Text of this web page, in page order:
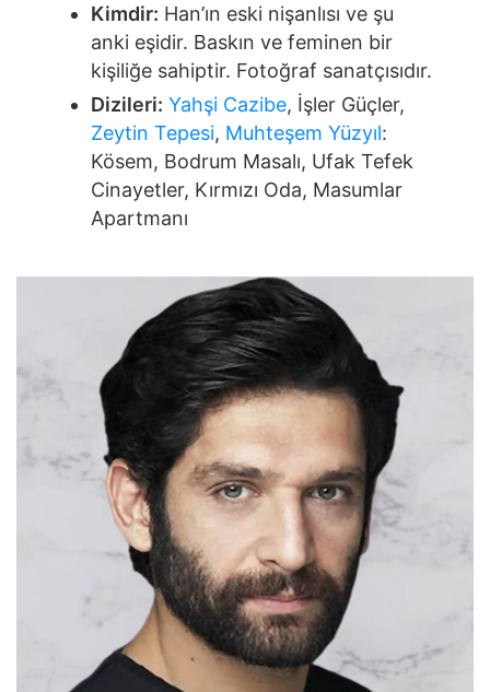
Kimdir: Han’ın eski nişanlısı ve şu
anki eşidir. Baskın ve feminen bir
kişiliğe sahiptir. Fotoğraf sanatçısıdır.
Dizileri: Yahşi Cazibe, İşler Güçler,
Zeytin Tepesi, Muhteşem Yüzyıl:
Kösem, Bodrum Masalı, Ufak Tefek
Cinayetler, Kırmızı Oda, Masumlar
Apartmanı